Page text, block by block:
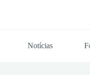
Notícias